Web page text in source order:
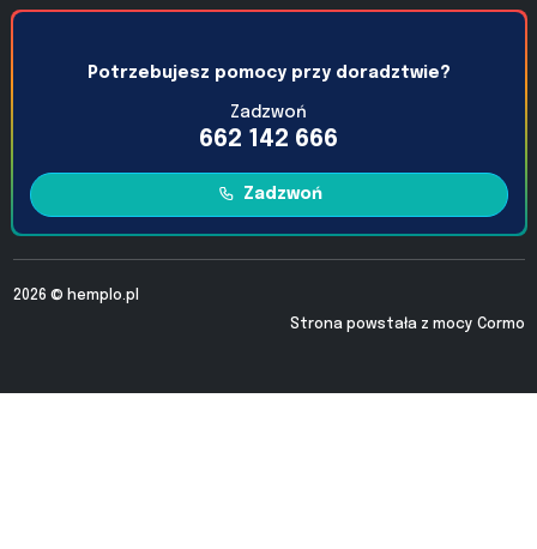
Potrzebujesz pomocy przy doradztwie?
Zadzwoń
662 142 666
Zadzwoń
2026 © hemplo.pl
Strona powstała z mocy Cormo